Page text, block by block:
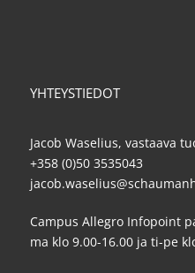
YHTEYSTIEDOT
Jacob Waselius, vastaava
+358 (0)50 3535043
Campus Allegro Infopoint
ma klo 9.00-16.00 ja ti-pe